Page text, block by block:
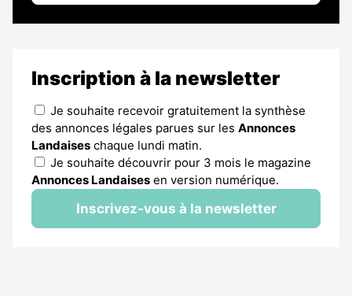
Inscription à la newsletter
Je souhaite recevoir gratuitement la synthèse
des annonces légales parues sur les Annonces
Landaises chaque lundi matin.
Je souhaite découvrir pour 3 mois le magazine
Annonces Landaises en version numérique.
Inscrivez-vous à la newsletter